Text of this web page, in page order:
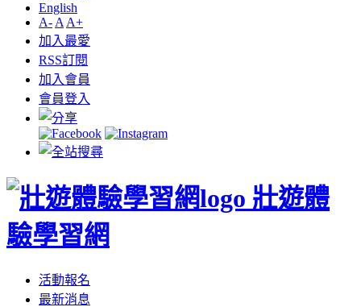
English
A- A A+
加入最愛
RSS訂閱
加入會員
會員登入
壯遊體
驗學習網
活動報名
最新消息